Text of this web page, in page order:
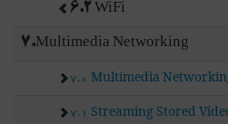
6.2 WiFi
7.Multimedia Networking
7.0 Multimedia
7.1 Streaming Stored